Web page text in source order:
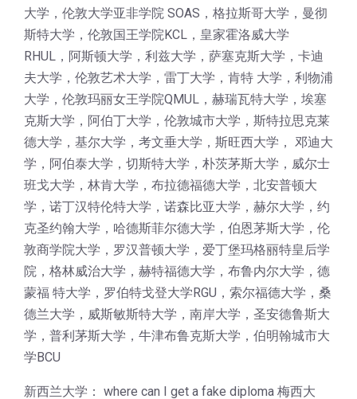
大学，伦敦大学亚非学院 SOAS，格拉斯哥大学，曼彻
斯特大学，伦敦国王学院KCL，皇家霍洛威大学
RHUL，阿斯顿大学，利兹大学，萨塞克斯大学，卡迪
夫大学，伦敦艺术大学，雷丁大学，肯特 大学，利物浦
大学，伦敦玛丽女王学院QMUL，赫瑞瓦特大学，埃塞
克斯大学，阿伯丁大学，伦敦城市大学，斯特拉思克莱
德大学，基尔大学，考文垂大学，斯旺西大学， 邓迪大
学，阿伯泰大学，切斯特大学，朴茨茅斯大学，威尔士
班戈大学，林肯大学，布拉德福德大学，北安普顿大
学，诺丁汉特伦特大学，诺森比亚大学，赫尔大学，约
克圣约翰大学，哈德斯菲尔德大学，伯恩茅斯大学，伦
敦商学院大学，罗汉普顿大学，爱丁堡玛格丽特皇后学
院，格林威治大学，赫特福德大学，布鲁内尔大学，德
蒙福 特大学，罗伯特戈登大学RGU，索尔福德大学，桑
德兰大学，威斯敏斯特大学，南岸大学，圣安德鲁斯大
学，普利茅斯大学，牛津布鲁克斯大学，伯明翰城市大
学BCU
新西兰大学： where can I get a fake diploma 梅西大